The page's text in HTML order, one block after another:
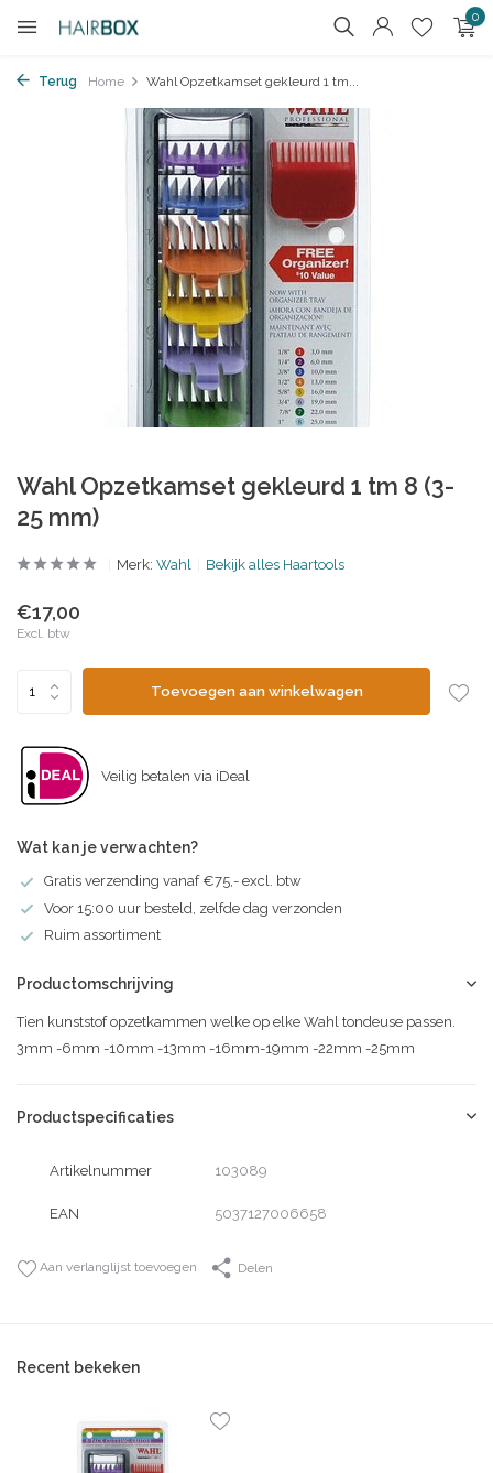
0
Terug Home Wahl Opzetkamset gekleurd 1 tm...
Wahl Opzetkamset gekleurd 1 tm 8 (3-
25 mm)
Merk: Wahl Bekijk alles Haartools
€17,00
Excl. btw
Toevoegen aan winkelwagen
Veilig betalen via iDeal
Wat kan je verwachten?
Gratis verzending vanaf €75,- excl. btw
Voor 15:00 uur besteld, zelfde dag verzonden
Ruim assortiment
Productomschrijving
Tien kunststof opzetkammen welke op elke Wahl tondeuse passen.
3mm -6mm -10mm -13mm -16mm-19mm -22mm -25mm
Productspecificaties
Artikelnummer 103089
EAN 5037127006658
Aan verlanglijst toevoegen Delen
Recent bekeken